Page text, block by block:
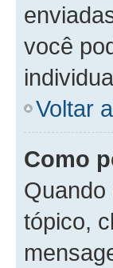
você
Voltar
Como
Quando
tópico,